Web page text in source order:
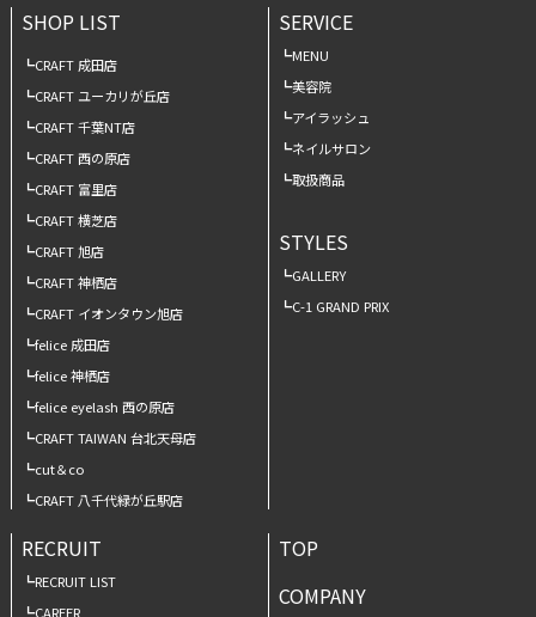
SHOP LIST
CRAFT 成田店
CRAFT ユーカリが丘店
CRAFT 千葉NT店
CRAFT 西の原店
CRAFT 富里店
CRAFT 横芝店
CRAFT 旭店
CRAFT 神栖店
CRAFT イオンタウン旭店
felice 成田店
felice 神栖店
felice eyelash 西の原店
CRAFT TAIWAN 台北天母店
cut＆co
CRAFT 八千代緑が丘駅店
SERVICE
MENU
美容院
アイラッシュ
ネイルサロン
取扱商品
STYLES
GALLERY
C-1 GRAND PRIX
RECRUIT
RECRUIT LIST
CAREER
TOP
COMPANY